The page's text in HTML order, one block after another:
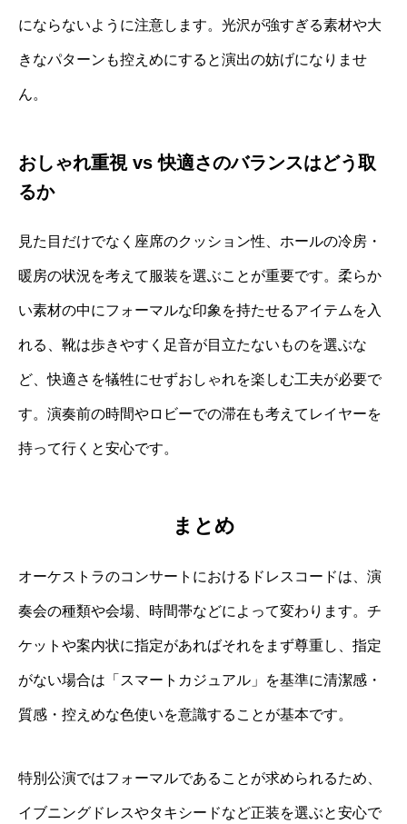
にならないように注意します。光沢が強すぎる素材や大
きなパターンも控えめにすると演出の妨げになりませ
ん。
おしゃれ重視 vs 快適さのバランスはどう取
るか
見た目だけでなく座席のクッション性、ホールの冷房・
暖房の状況を考えて服装を選ぶことが重要です。柔らか
い素材の中にフォーマルな印象を持たせるアイテムを入
れる、靴は歩きやすく足音が目立たないものを選ぶな
ど、快適さを犠牲にせずおしゃれを楽しむ工夫が必要で
す。演奏前の時間やロビーでの滞在も考えてレイヤーを
持って行くと安心です。
まとめ
オーケストラのコンサートにおけるドレスコードは、演
奏会の種類や会場、時間帯などによって変わります。チ
ケットや案内状に指定があればそれをまず尊重し、指定
がない場合は「スマートカジュアル」を基準に清潔感・
質感・控えめな色使いを意識することが基本です。
特別公演ではフォーマルであることが求められるため、
イブニングドレスやタキシードなど正装を選ぶと安心で